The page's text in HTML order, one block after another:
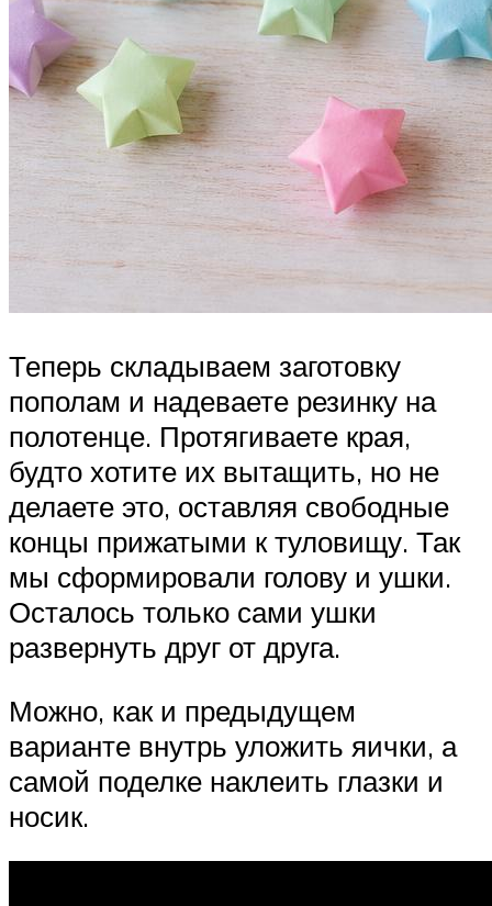
Теперь складываем заготовку
пополам и надеваете резинку на
полотенце. Протягиваете края,
будто хотите их вытащить, но не
делаете это, оставляя свободные
концы прижатыми к туловищу. Так
мы сформировали голову и ушки.
Осталось только сами ушки
развернуть друг от друга.
Можно, как и предыдущем
варианте внутрь уложить яички, а
самой поделке наклеить глазки и
носик.